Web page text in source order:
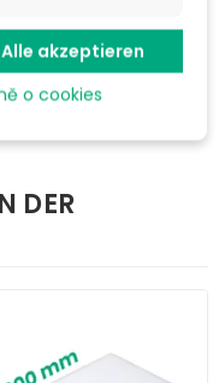
für Dampfbäder,
DER
Alle akzeptieren
o cookies